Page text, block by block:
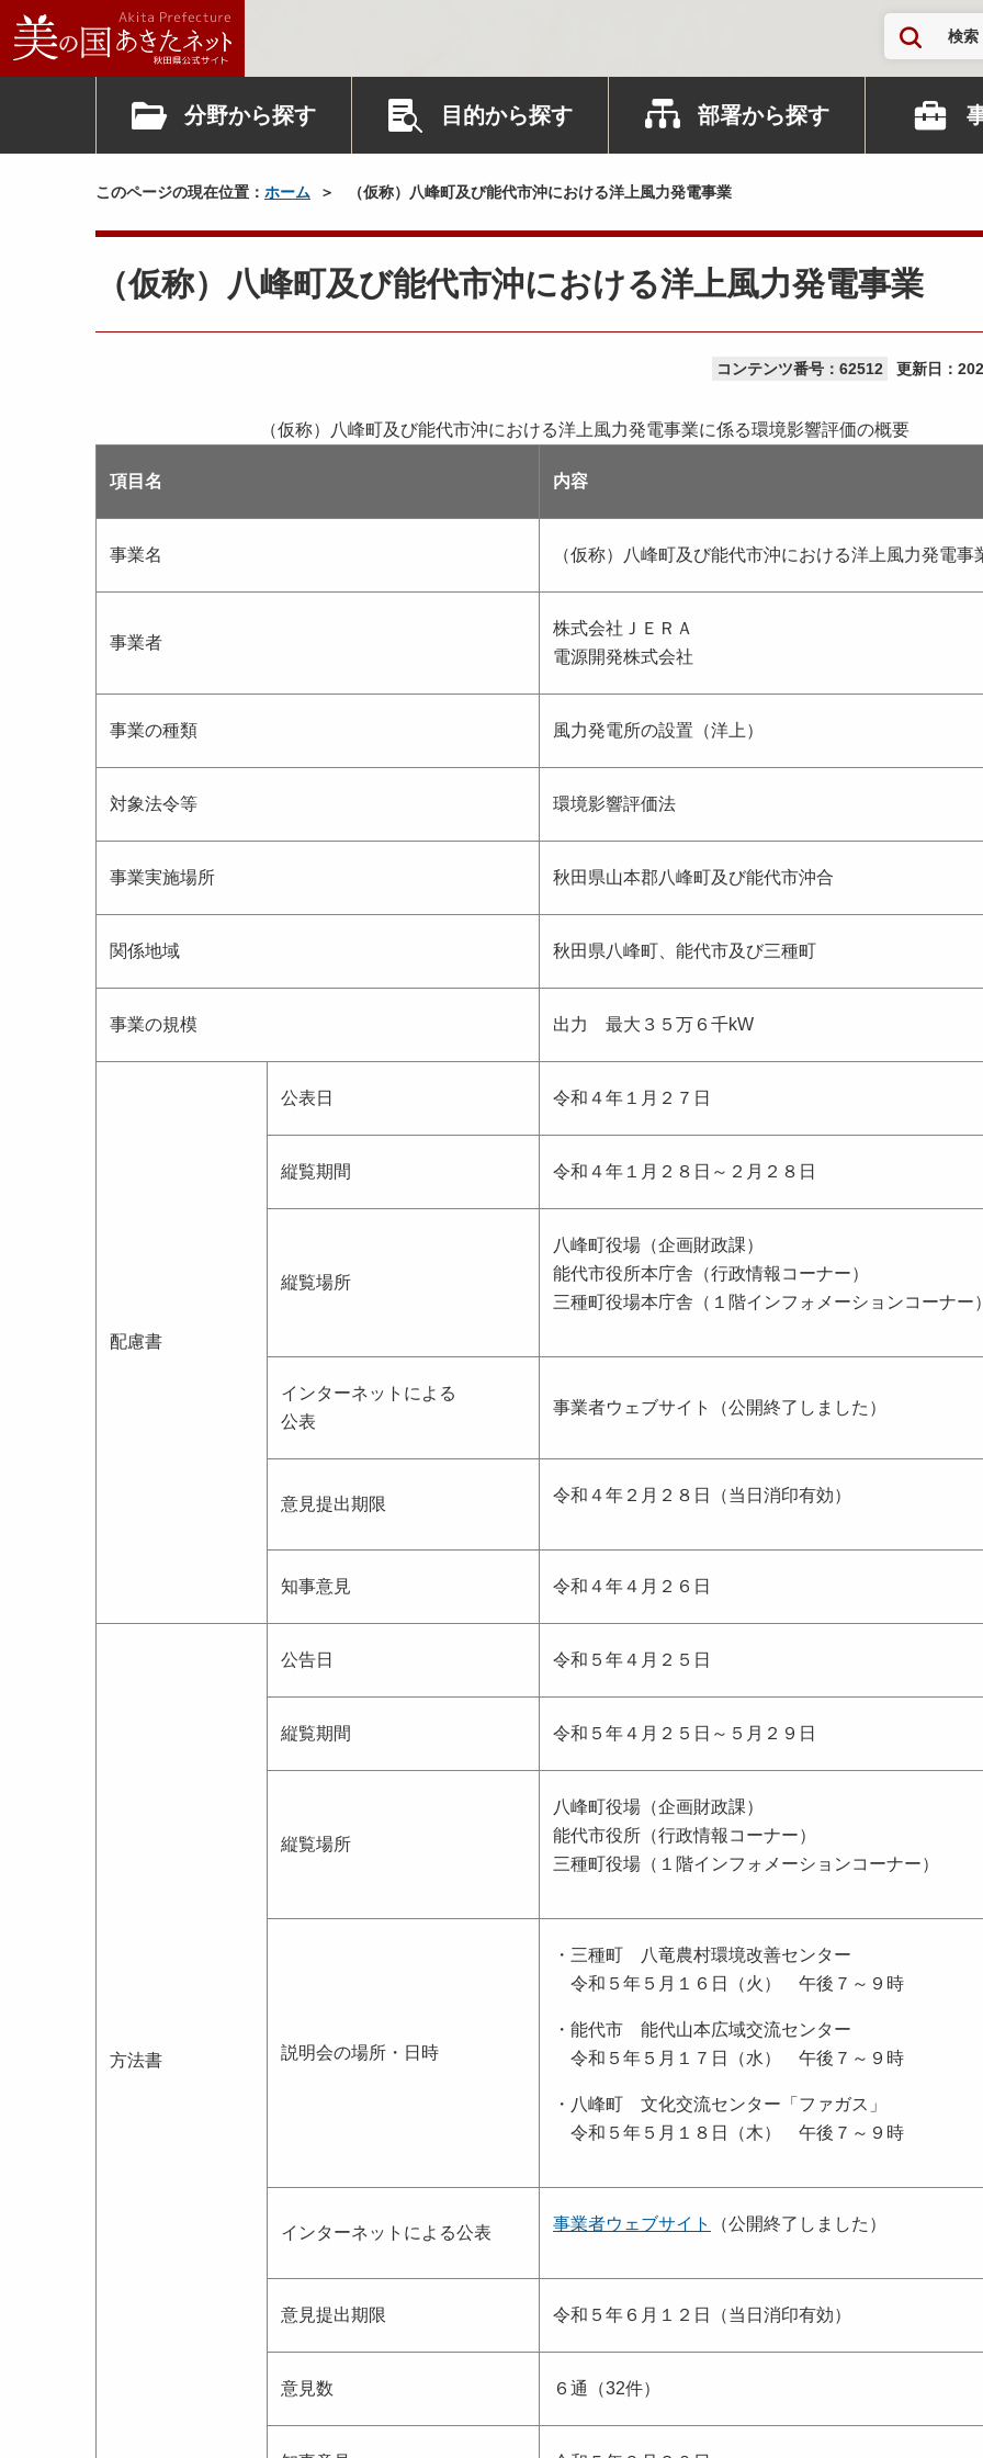
検索
分野から探す 目的から探す 部署から探す
このページの現在位置： ホーム （仮称）八峰町及び能代市沖における洋上風力発電事業
（仮称）八峰町及び能代市沖における洋上風力発電事業
コンテンツ番号：62512 更新日：
（仮称）八峰町及び能代市沖における洋上風力発電事業に係る環境影響評価の概要
項目名 内容
事業名 （仮称）八峰町及び能代市沖における洋上風力発電事
事業者
株式会社ＪＥＲＡ
電源開発株式会社
事業の種類 風力発電所の設置（洋上）
対象法令等 環境影響評価法
事業実施場所 秋田県山本郡八峰町及び能代市沖合
関係地域 秋田県八峰町、能代市及び三種町
事業の規模 出力 最大３５万６千kW
配慮書
公表日 令和４年１月２７日
縦覧期間 令和４年１月２８日～２月２８日
縦覧場所
八峰町役場（企画財政課）
能代市役所本庁舎（行政情報コーナー）
三種町役場本庁舎（１階インフォメーションコーナー
インターネットによる
公表
事業者ウェブサイト（公開終了しました）
意見提出期限 令和４年２月２８日（当日消印有効）
知事意見 令和４年４月２６日
方法書
公告日 令和５年４月２５日
縦覧期間 令和５年４月２５日～５月２９日
縦覧場所
八峰町役場（企画財政課）
能代市役所（行政情報コーナー）
三種町役場（１階インフォメーションコーナー）
説明会の場所・日時
・三種町 八竜農村環境改善センター
令和５年５月１６日（火） 午後７～９時
・能代市 能代山本広域交流センター
令和５年５月１７日（水） 午後７～９時
・八峰町 文化交流センター「ファガス」
令和５年５月１８日（木） 午後７～９時
インターネットによる公表 事業者ウェブサイト （公開終了しました）
意見提出期限 令和５年６月１２日（当日消印有効）
意見数 ６通（32件）